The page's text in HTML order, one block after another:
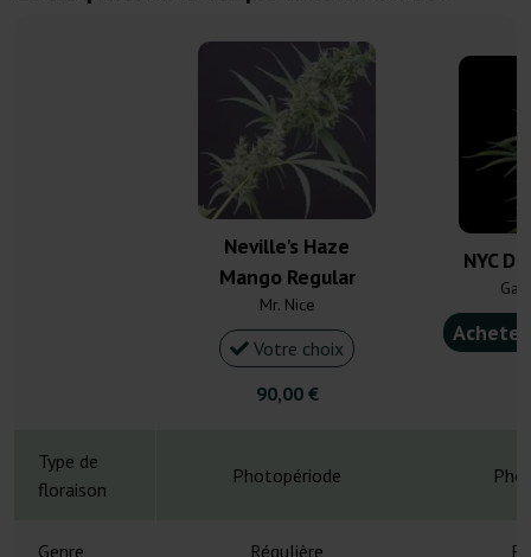
Neville's Haze
Mango Regular
Mr. Nice
Votre choix
90,00 €
NYC
Type de
floraison
Photopériode
Genre Régulière